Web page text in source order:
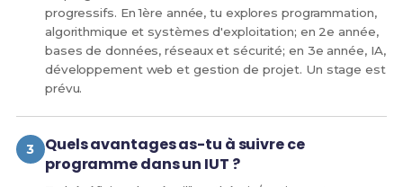
progressifs. En 1ère année, tu explores programmation,
algorithmique et systèmes d'exploitation; en 2e année,
bases de données, réseaux et sécurité; en 3e année, IA,
développement web et gestion de projet. Un stage est
prévu.
Quels avantages as-tu à suivre ce
programme dans un IUT ?